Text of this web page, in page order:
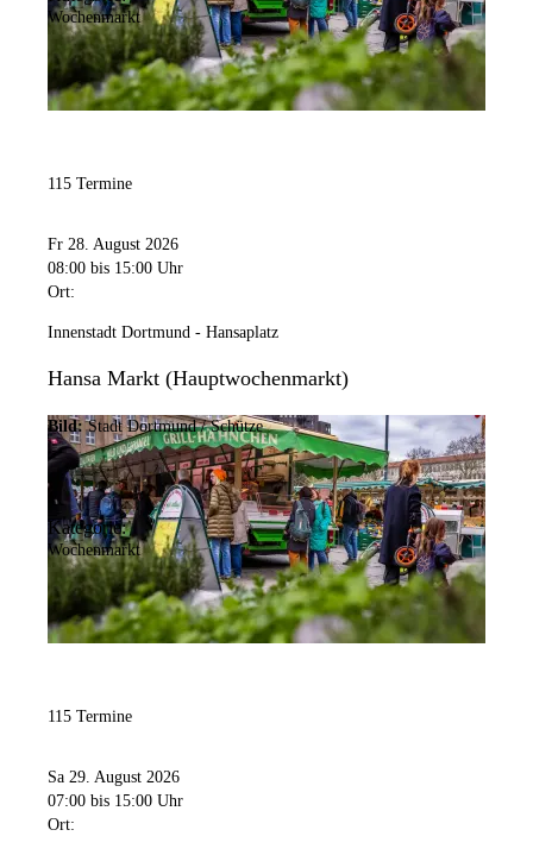
Wochenmarkt
115 Termine
Fr 28. August 2026
08:00 bis 15:00 Uhr
Ort:
Innenstadt Dortmund - Hansaplatz
Hansa Markt (Hauptwochenmarkt)
Bild: Stadt Dortmund / Schütze
Kategorie:
Wochenmarkt
115 Termine
Sa 29. August 2026
07:00 bis 15:00 Uhr
Ort: